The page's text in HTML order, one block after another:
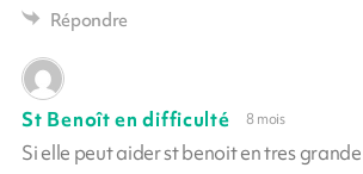
Répondre
St Benoît en difficulté 8 mois
Si elle peut aider st benoit en tres